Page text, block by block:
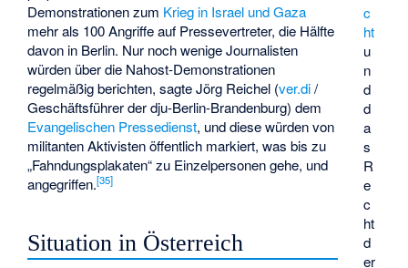
c
ht
u
n
d
d
a
s
R
e
c
ht
d
er
Demonstrationen zum Krieg in Israel und Gaza
mehr als 100 Angriffe auf Pressevertreter, die Hälfte
davon in Berlin. Nur noch wenige Journalisten
würden über die Nahost-Demonstrationen
regelmäßig berichten, sagte Jörg Reichel (ver.di/
Geschäftsführer der dju-Berlin-Brandenburg) dem
Evangelischen Pressedienst, und diese würden von
militanten Aktivisten öffentlich markiert, was bis zu
„Fahndungsplakaten“ zu Einzelpersonen gehe, und
angegriffen.[35]
Situation in Österreich